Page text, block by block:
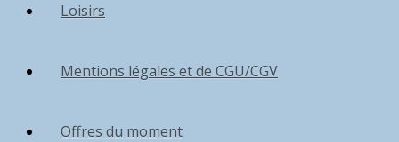
Loisirs
Mentions légales et de CGU/CGV
Offres du moment